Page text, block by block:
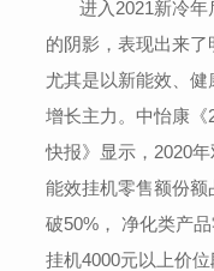
进入2021新冷
的阴影，表现出来了
尤其是以新能效、
增长主力。中怡康《
快报》显示，2020
能效挂机零售额份
破50%， 净化类产
挂机4000元以上价